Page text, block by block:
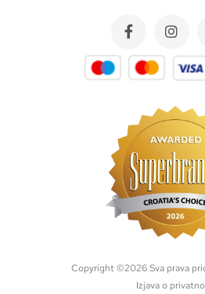
Copyright ©2026 Sva prava
Izjava o